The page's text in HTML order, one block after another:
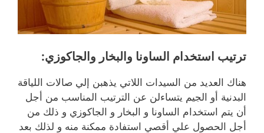
ترتيب استخدام الساونا والبخار والجاكوزي:
هناك العديد من السيدات اللاتي يذهبن إلي صالات اللياقة
البدنية أو الجيم يتساءلن عن الترتيب المناسب من أجل
أن يتم استخدام الساونا و البخار و الجاكوزي و ذلك من
أجل الحصول علي أقصي استفادة ممكنة منه و لذلك بعد